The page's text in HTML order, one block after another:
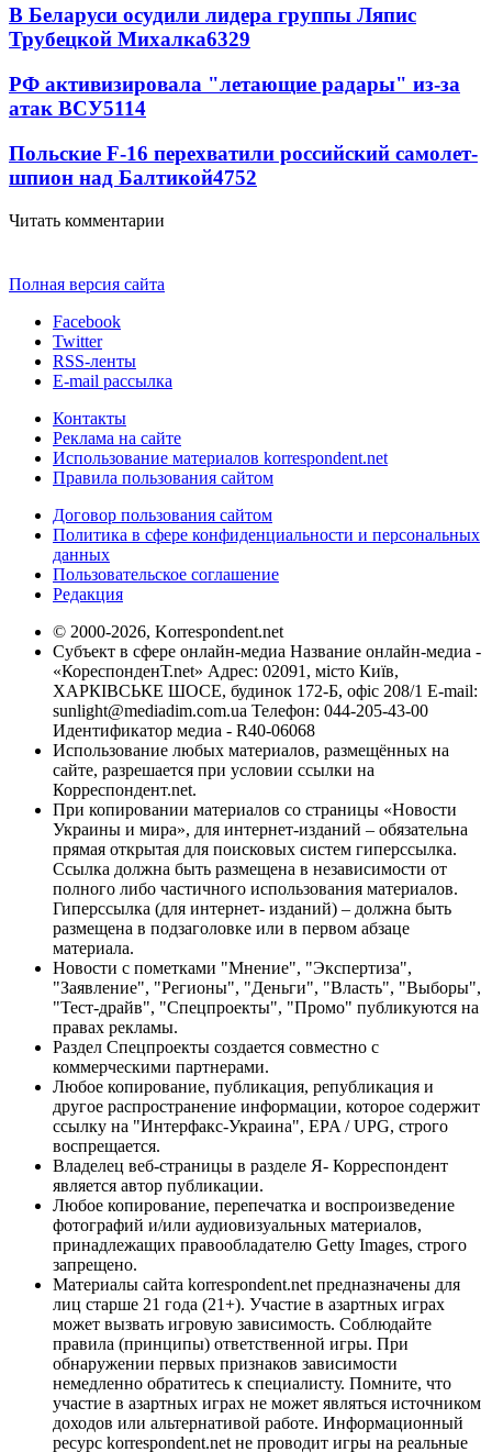
В Беларуси осудили лидера группы Ляпис
Трубецкой Михалка6329
РФ активизировала "летающие радары" из-за
атак ВСУ5114
Польские F-16 перехватили российский самолет-
шпион над Балтикой4752
Читать комментарии
Полная версия сайта
Facebook
Twitter
RSS-ленты
E-mail рассылка
Контакты
Реклама на сайте
Использование материалов korrespondent.net
Правила пользования сайтом
Договор пользования сайтом
Политика в сфере конфиденциальности и персональных
данных
Пользовательское соглашение
Редакция
© 2000-2026, Korrespondent.net
Субъект в сфере онлайн-медиа Название онлайн-медиа -
«КореспонденТ.net» Адрес: 02091, місто Київ,
ХАРКІВСЬКЕ ШОСЕ, будинок 172-Б, офіс 208/1 E-mail:
sunlight@mediadim.com.ua Телефон: 044-205-43-00
Идентификатор медиа - R40-06068
Использование любых материалов, размещённых на
сайте, разрешается при условии ссылки на
Корреспондент.net.
При копировании материалов со страницы «Новости
Украины и мира», для интернет-изданий – обязательна
прямая открытая для поисковых систем гиперссылка.
Ссылка должна быть размещена в независимости от
полного либо частичного использования материалов.
Гиперссылка (для интернет- изданий) – должна быть
размещена в подзаголовке или в первом абзаце
материала.
Новости с пометками "Мнение", "Экспертиза",
"Заявление", "Регионы", "Деньги", "Власть", "Выборы",
"Тест-драйв", "Спецпроекты", "Промо" публикуются на
правах рекламы.
Раздел Спецпроекты создается совместно с
коммерческими партнерами.
Любое копирование, публикация, републикация и
другое распространение информации, которое содержит
ссылку на "Интерфакс-Украина", EPA / UPG, строго
воспрещается.
Владелец веб-страницы в разделе Я- Корреспондент
является автор публикации.
Любое копирование, перепечатка и воспроизведение
фотографий и/или аудиовизуальных материалов,
принадлежащих правообладателю Getty Images, строго
запрещено.
Материалы сайта korrespondent.net предназначены для
лиц старше 21 года (21+). Участие в азартных играх
может вызвать игровую зависимость. Соблюдайте
правила (принципы) ответственной игры. При
обнаружении первых признаков зависимости
немедленно обратитесь к специалисту. Помните, что
участие в азартных играх не может являться источником
доходов или альтернативой работе. Информационный
ресурс korrespondent.net не проводит игры на реальные